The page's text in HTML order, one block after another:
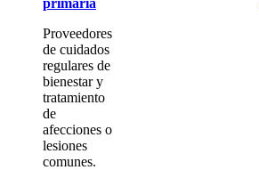
primaria
Proveedores
de cuidados
regulares de
bienestar y
tratamiento
de
afecciones o
lesiones
comunes.